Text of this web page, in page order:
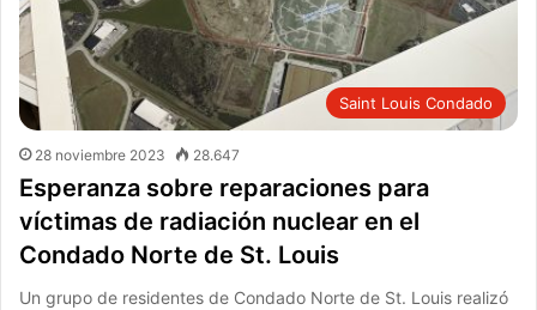
Saint Louis Condado
28 noviembre 2023 28.647
Esperanza sobre reparaciones para
víctimas de radiación nuclear en el
Condado Norte de St. Louis
Un grupo de residentes de Condado Norte de St. Louis realizó